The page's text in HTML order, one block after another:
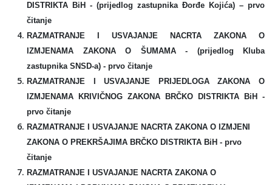
DISTRIKTA BiH - (prijedlog zastupnika Đorđe Kojića) – prvo
čitanje
RAZMATRANJE I USVAJANJE NACRTA ZAKONA O
IZMJENAMA ZAKONA O ŠUMAMA- (prijedlog Kluba
zastupnika SNSD-a) - prvo čitanje
RAZMATRANJE I USVAJANJE PRIJEDLOGA ZAKONA O
IZMJENAMA KRIVIČNOG ZAKONA BRČKO DISTRIKTA BiH -
prvo čitanje
RAZMATRANJE I USVAJANJE NACRTA ZAKONA O IZMJENI
ZAKONA O PREKRŠAJIMA BRČKO DISTRIKTA BiH - prvo
čitanje
RAZMATRANJE I USVAJANJE NACRTA ZAKONA O